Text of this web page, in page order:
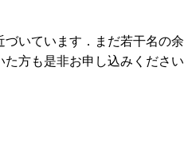
いています．まだ若干名の
方も是非お申し込みください